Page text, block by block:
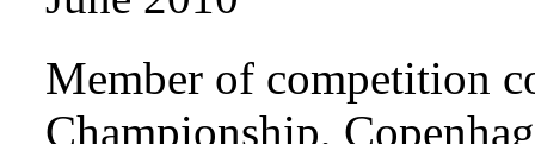
Member of competition
Championship,